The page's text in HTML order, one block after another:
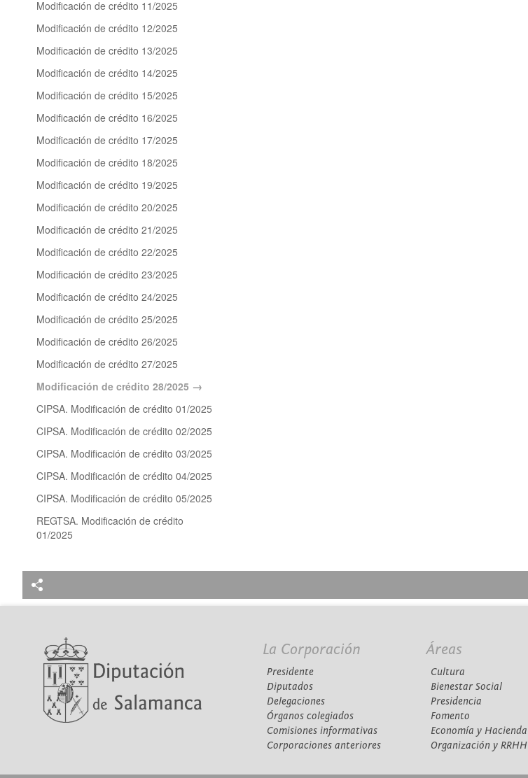
Modificación de crédito 11/2025
Modificación de crédito 12/2025
Modificación de crédito 13/2025
Modificación de crédito 14/2025
Modificación de crédito 15/2025
Modificación de crédito 16/2025
Modificación de crédito 17/2025
Modificación de crédito 18/2025
Modificación de crédito 19/2025
Modificación de crédito 20/2025
Modificación de crédito 21/2025
Modificación de crédito 22/2025
Modificación de crédito 23/2025
Modificación de crédito 24/2025
Modificación de crédito 25/2025
Modificación de crédito 26/2025
Modificación de crédito 27/2025
Modificación de crédito 28/2025
CIPSA. Modificación de crédito 01/2025
CIPSA. Modificación de crédito 02/2025
CIPSA. Modificación de crédito 03/2025
CIPSA. Modificación de crédito 04/2025
CIPSA. Modificación de crédito 05/2025
REGTSA. Modificación de crédito
01/2025
La Corporación
Presidente
Diputados
Delegaciones
Órganos colegiados
Comisiones informativas
Corporaciones anteriores
Áreas
Cultura
Bienestar Social
Presidencia
Fomento
Economía y Hacienda
Organización y RRHH